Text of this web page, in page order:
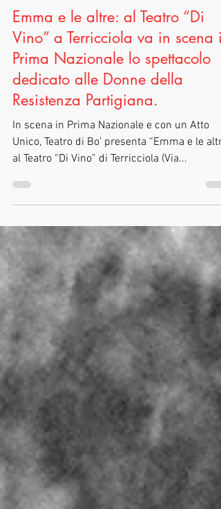
Apr 20, 2024 1 min read
#Spettacoli
Emma e le altre: al Teatro “Di
Vino” a Terricciola va in scena in
Prima Nazionale lo spettacolo
dedicato alle Donne della
Resistenza Partigiana.
In scena in Prima Nazionale e con un Atto
Unico, Teatro di Bo’ presenta “Emma e le